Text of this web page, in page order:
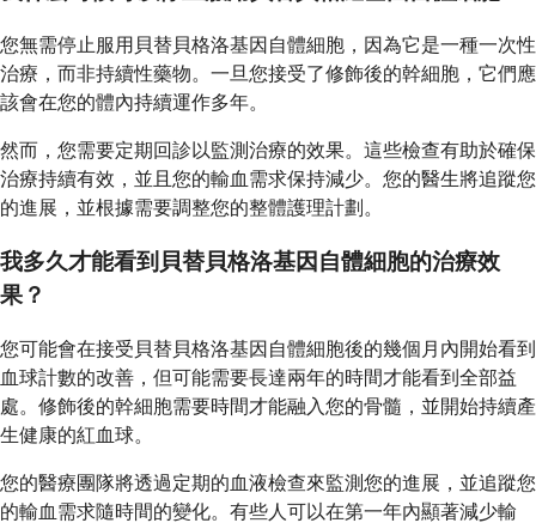
您無需停止服用貝替貝格洛基因自體細胞，因為它是一種一次性
治療，而非持續性藥物。一旦您接受了修飾後的幹細胞，它們應
該會在您的體內持續運作多年。
然而，您需要定期回診以監測治療的效果。這些檢查有助於確保
治療持續有效，並且您的輸血需求保持減少。您的醫生將追蹤您
的進展，並根據需要調整您的整體護理計劃。
我多久才能看到貝替貝格洛基因自體細胞的治療效
果？
您可能會在接受貝替貝格洛基因自體細胞後的幾個月內開始看到
血球計數的改善，但可能需要長達兩年的時間才能看到全部益
處。修飾後的幹細胞需要時間才能融入您的骨髓，並開始持續產
生健康的紅血球。
您的醫療團隊將透過定期的血液檢查來監測您的進展，並追蹤您
的輸血需求隨時間的變化。有些人可以在第一年內顯著減少輸